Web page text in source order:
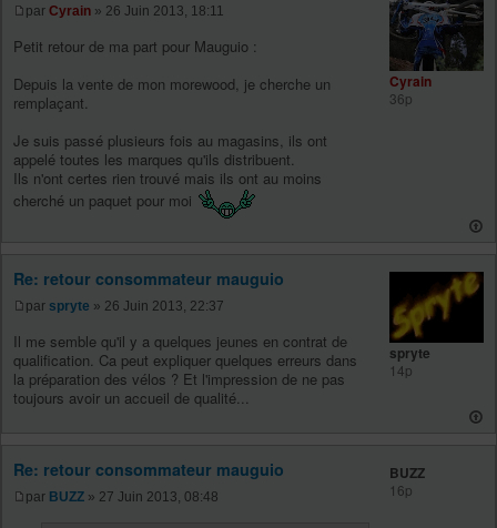
par Cyrain » 26 Juin 2013, 18:11
Petit retour de ma part pour Mauguio :
Depuis la vente de mon morewood, je cherche un
remplaçant.
Je suis passé plusieurs fois au magasins, ils ont
appelé toutes les marques qu'ils distribuent.
Ils n'ont certes rien trouvé mais ils ont au moins
cherché un paquet pour moi
Cyrain
36p
Re: retour consommateur mauguio
par spryte » 26 Juin 2013, 22:37
Il me semble qu'il y a quelques jeunes en contrat de
qualification. Ca peut expliquer quelques erreurs dans
la préparation des vélos ? Et l'impression de ne pas
toujours avoir un accueil de qualité...
spryte
14p
Re: retour consommateur mauguio
par BUZZ » 27 Juin 2013, 08:48
BUZZ
16p